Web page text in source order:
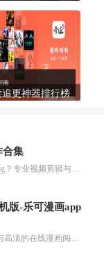
更神器排行榜
合集
想制作出专业级的短视频或Vlog？专业视频剪辑与特效制作大全专题为你提供了从剪辑、抠像到特效包装的全套解决方案。无论是添加炫酷的片头、进行精准的视频抠图，还是制...
版-乐可漫画app
乐可漫画APP，堪称主打免费与高清的在线漫画阅读神器。其官方版提供海量完整版漫画资源，无论是国内漫画，还是日漫、韩漫、台漫、美漫等国外漫画，应有尽有，随时供你阅读。只需轻点一下，便能直接进入阅读界面。不仅如此，乐可漫画最新版本更新速度极快，在这里，你总能抢先看到全网一手漫画章节内容！...